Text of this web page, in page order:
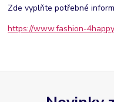
Zde vyplňte potřebné
https://www.fashion-